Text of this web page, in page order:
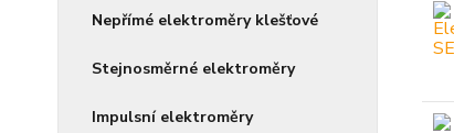
Nepřímé elektroměry klešťové
Stejnosměrné elektroměry
Impulsní elektroměry